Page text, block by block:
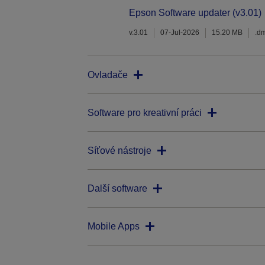
Epson Software updater (v3.01)
v.3.01 07-Jul-2026 15.20 MB
Ovladače
Software pro kreativní práci
Síťové nástroje
Další software
Mobile Apps